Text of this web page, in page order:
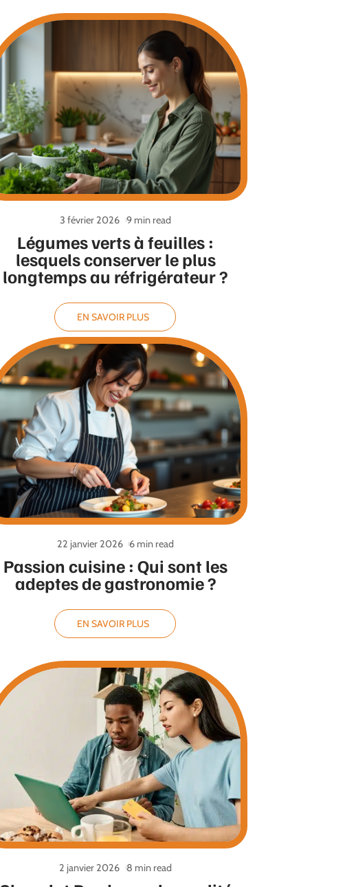
Légumes verts à feuilles :
lesquels conserver le plus
longtemps au réfrigérateur ?
3 février 2026 9 min read
EN SAVOIR PLUS
Passion cuisine : Qui sont les
adeptes de gastronomie ?
22 janvier 2026 6 min read
EN SAVOIR PLUS
2 janvier 2026 8 min read